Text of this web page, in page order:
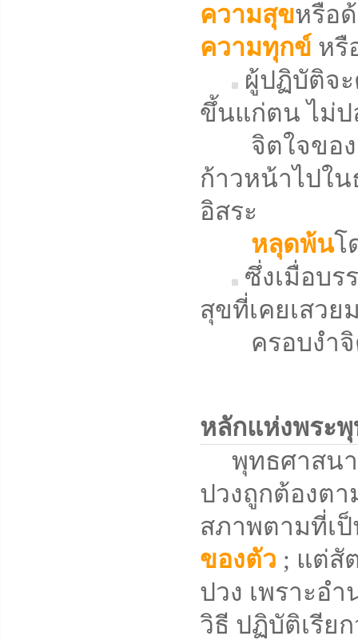
ความสุขหรือ
ความทุกข์ หรื
ผู้ปฏิบัติจะ
ขึ้นแก่ตน ไม่ป
จิตใจของ
ก้าวหน้าไปใน
อิสระ
หลุดพ้นโ
ซึ่งเมื่อบร
สุขที่เคยเสว
ครอบงำจิต
หลักแห่งพระ
พุทธศาสนา
ปวงถูกต้องตา
สภาพตามที่เ
ของตัว ; แต่สั
ปวง เพราะอ
วิธี ปฏิบัติเรีย